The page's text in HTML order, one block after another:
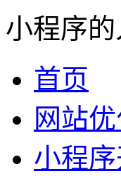
小程序
首页
网站
小程